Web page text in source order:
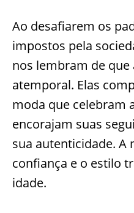
Ao desafiarem os
impostos pela
nos lembram de que
atemporal. Elas
moda que celebram
encorajam suas
sua autenticidade. A
confiança e o estilo
idade.